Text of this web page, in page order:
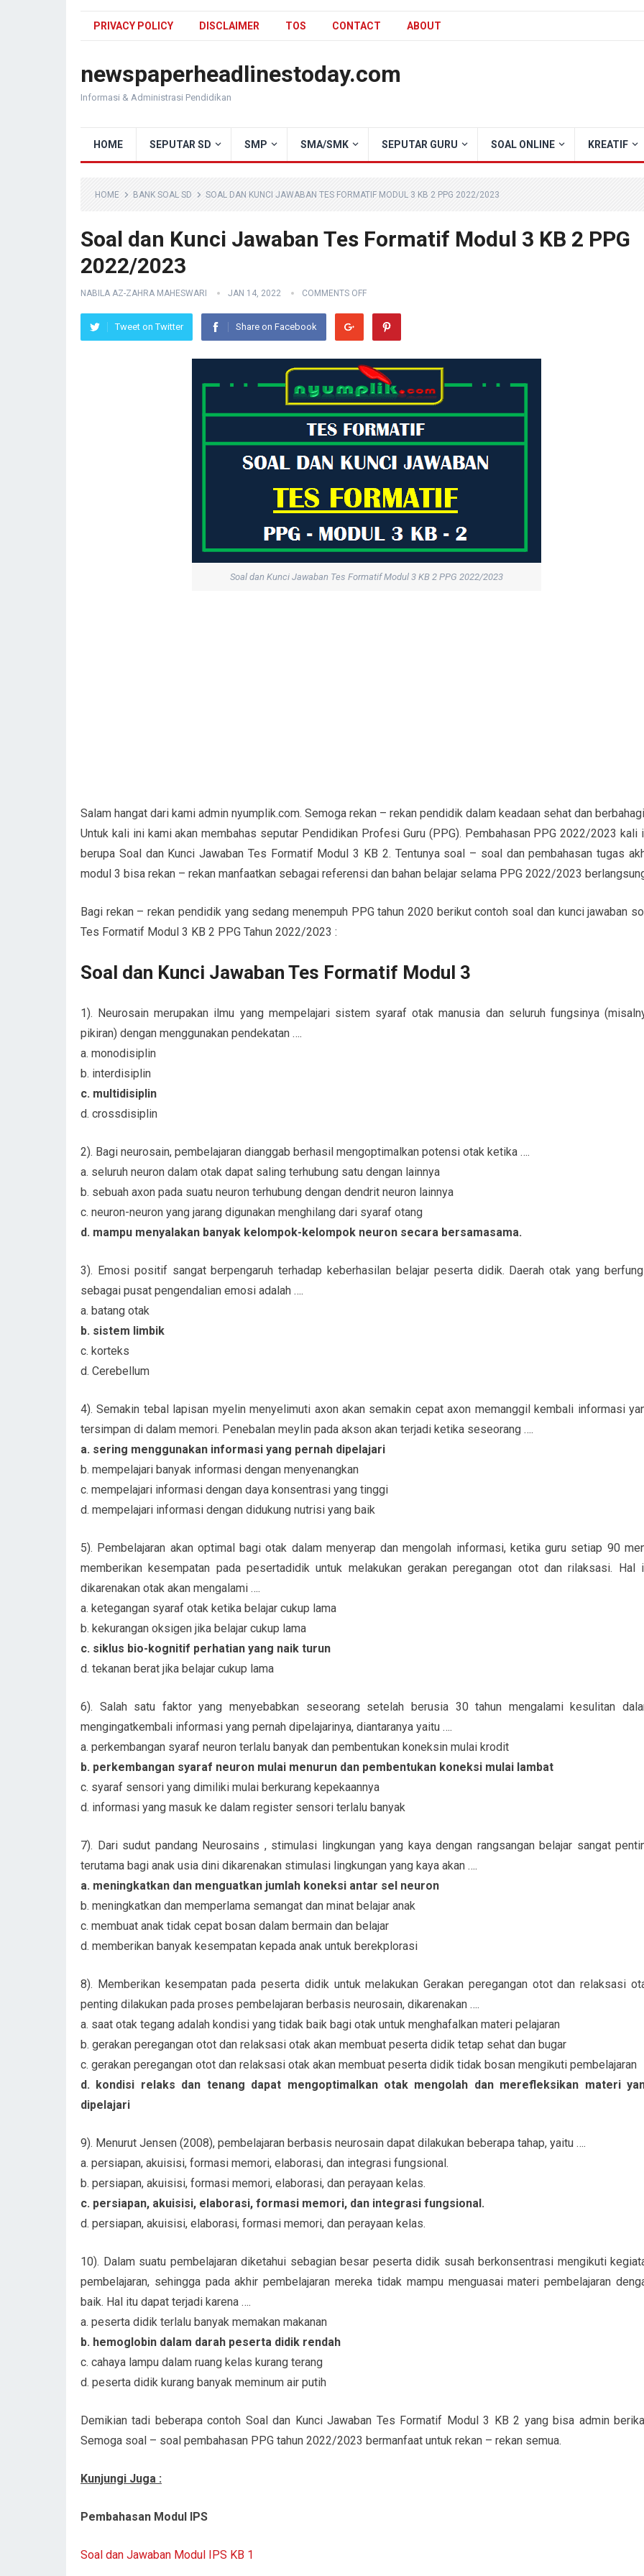
PRIVACY POLICY DISCLAIMER TOS CONTACT ABOUT
newspaperheadlinestoday.com
Informasi & Administrasi Pendidikan
HOME SEPUTAR SD SMP SMA/SMK SEPUTAR GURU SOAL ONLINE KREATIF
HOME BANK SOAL SD SOAL DAN KUNCI JAWABAN TES FORMATIF MODUL 3 KB 2 PPG 2022/2023
Soal dan Kunci Jawaban Tes Formatif Modul 3 KB 2 PPG
2022/2023
NABILA AZ-ZAHRA MAHESWARI JAN 14, 2022 COMMENTS OFF
Tweet on Twitter Share on Facebook
Soal dan Kunci Jawaban Tes Formatif Modul 3 KB 2 PPG 2022/2023
Salam hangat dari kami admin nyumplik.com. Semoga rekan – rekan pendidik dalam keadaan sehat dan
Untuk kali ini kami akan membahas seputar Pendidikan Profesi Guru (PPG). Pembahasan PPG 2022/2023 kali
berupa Soal dan Kunci Jawaban Tes Formatif Modul 3 KB 2. Tentunya soal – soal dan pembahasan tugas
modul 3 bisa rekan – rekan manfaatkan sebagai referensi dan bahan belajar selama PPG 2022/2023
Bagi rekan – rekan pendidik yang sedang menempuh PPG tahun 2020 berikut contoh soal dan kunci jawaban
Tes Formatif Modul 3 KB 2 PPG Tahun 2022/2023 :
Soal dan Kunci Jawaban Tes Formatif Modul 3
1). Neurosain merupakan ilmu yang mempelajari sistem syaraf otak manusia dan seluruh fungsinya
pikiran) dengan menggunakan pendekatan ….
a. monodisiplin
b. interdisiplin
c. multidisiplin
d. crossdisiplin
2). Bagi neurosain, pembelajaran dianggab berhasil mengoptimalkan potensi otak ketika ….
a. seluruh neuron dalam otak dapat saling terhubung satu dengan lainnya
b. sebuah axon pada suatu neuron terhubung dengan dendrit neuron lainnya
c. neuron-neuron yang jarang digunakan menghilang dari syaraf otang
d. mampu menyalakan banyak kelompok-kelompok neuron secara bersamasama.
3). Emosi positif sangat berpengaruh terhadap keberhasilan belajar peserta didik. Daerah otak yang
sebagai pusat pengendalian emosi adalah ….
a. batang otak
b. sistem limbik
c. korteks
d. Cerebellum
4). Semakin tebal lapisan myelin menyelimuti axon akan semakin cepat axon memanggil kembali informasi
tersimpan di dalam memori. Penebalan meylin pada akson akan terjadi ketika seseorang ….
a. sering menggunakan informasi yang pernah dipelajari
b. mempelajari banyak informasi dengan menyenangkan
c. mempelajari informasi dengan daya konsentrasi yang tinggi
d. mempelajari informasi dengan didukung nutrisi yang baik
5). Pembelajaran akan optimal bagi otak dalam menyerap dan mengolah informasi, ketika guru setiap 90
memberikan kesempatan pada pesertadidik untuk melakukan gerakan peregangan otot dan rilaksasi. Hal
dikarenakan otak akan mengalami ….
a. ketegangan syaraf otak ketika belajar cukup lama
b. kekurangan oksigen jika belajar cukup lama
c. siklus bio-kognitif perhatian yang naik turun
d. tekanan berat jika belajar cukup lama
6). Salah satu faktor yang menyebabkan seseorang setelah berusia 30 tahun mengalami kesulitan
mengingatkembali informasi yang pernah dipelajarinya, diantaranya yaitu ….
a. perkembangan syaraf neuron terlalu banyak dan pembentukan koneksin mulai krodit
b. perkembangan syaraf neuron mulai menurun dan pembentukan koneksi mulai lambat
c. syaraf sensori yang dimiliki mulai berkurang kepekaannya
d. informasi yang masuk ke dalam register sensori terlalu banyak
7). Dari sudut pandang Neurosains , stimulasi lingkungan yang kaya dengan rangsangan belajar sangat
terutama bagi anak usia dini dikarenakan stimulasi lingkungan yang kaya akan ….
a. meningkatkan dan menguatkan jumlah koneksi antar sel neuron
b. meningkatkan dan memperlama semangat dan minat belajar anak
c. membuat anak tidak cepat bosan dalam bermain dan belajar
d. memberikan banyak kesempatan kepada anak untuk berekplorasi
8). Memberikan kesempatan pada peserta didik untuk melakukan Gerakan peregangan otot dan relaksasi
penting dilakukan pada proses pembelajaran berbasis neurosain, dikarenakan ….
a. saat otak tegang adalah kondisi yang tidak baik bagi otak untuk menghafalkan materi pelajaran
b. gerakan peregangan otot dan relaksasi otak akan membuat peserta didik tetap sehat dan bugar
c. gerakan peregangan otot dan relaksasi otak akan membuat peserta didik tidak bosan mengikuti pembelajaran
d. kondisi relaks dan tenang dapat mengoptimalkan otak mengolah dan merefleksikan materi
dipelajari
9). Menurut Jensen (2008), pembelajaran berbasis neurosain dapat dilakukan beberapa tahap, yaitu ….
a. persiapan, akuisisi, formasi memori, elaborasi, dan integrasi fungsional.
b. persiapan, akuisisi, formasi memori, elaborasi, dan perayaan kelas.
c. persiapan, akuisisi, elaborasi, formasi memori, dan integrasi fungsional.
d. persiapan, akuisisi, elaborasi, formasi memori, dan perayaan kelas.
10). Dalam suatu pembelajaran diketahui sebagian besar peserta didik susah berkonsentrasi mengikuti
pembelajaran, sehingga pada akhir pembelajaran mereka tidak mampu menguasai materi pembelajaran
baik. Hal itu dapat terjadi karena ….
a. peserta didik terlalu banyak memakan makanan
b. hemoglobin dalam darah peserta didik rendah
c. cahaya lampu dalam ruang kelas kurang terang
d. peserta didik kurang banyak meminum air putih
Demikian tadi beberapa contoh Soal dan Kunci Jawaban Tes Formatif Modul 3 KB 2 yang bisa admin
Semoga soal – soal pembahasan PPG tahun 2022/2023 bermanfaat untuk rekan – rekan semua.
Kunjungi Juga :
Pembahasan Modul IPS
Soal dan Jawaban Modul IPS KB 1